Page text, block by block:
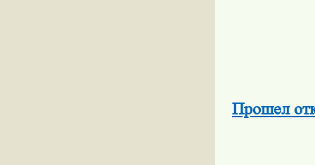
Прошел